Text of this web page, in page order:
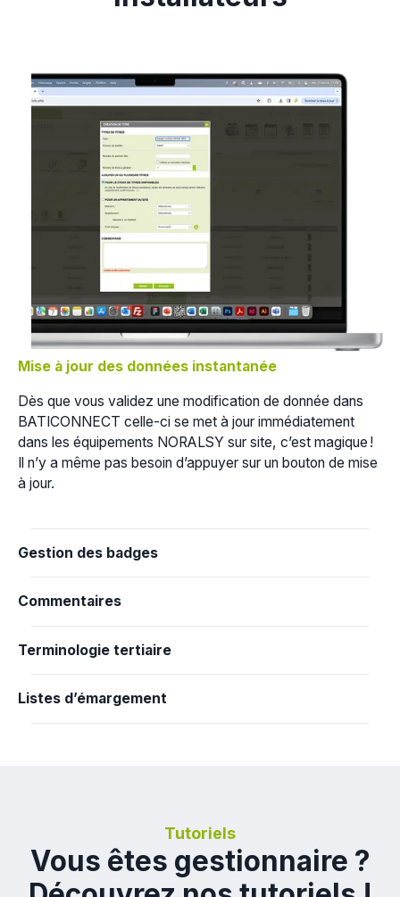
Mise à jour des données instantanée
Dès que vous validez une modification de donnée dans
BATICONNECT celle-ci se met à jour immédiatement
dans les équipements NORALSY sur site, c’est magique !
Il n’y a même pas besoin d’appuyer sur un bouton de mise
à jour.
Gestion des badges
Commentaires
Terminologie tertiaire
Listes d’émargement
Tutoriels
Vous êtes gestionnaire ?